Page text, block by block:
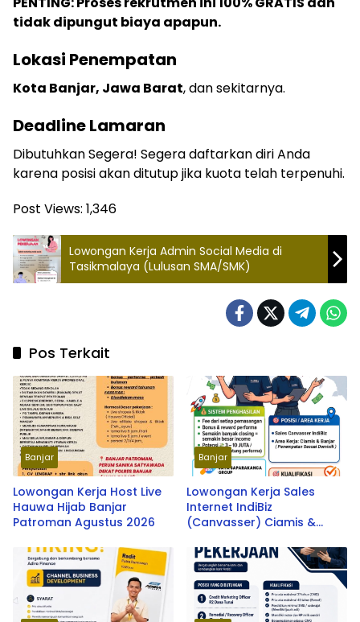
tidak dipungut biaya apapun.
Lokasi Penempatan
Kota Banjar, Jawa Barat, dan sekitarnya.
Deadline Lamaran
Dibutuhkan Segera! Segera daftarkan diri Anda
karena posisi akan ditutup jika kuota telah terpenuhi.
Post Views: 1,346
Lowongan Kerja Admin Social Media di
Tasikmalaya (Lulusan SMA/SMK)
Pos Terkait
Banjar
Lowongan Kerja Host Live
Hauwa Hijab Banjar
Patroman Agustus 2026
Banjar
Lowongan Kerja Sales
Internet IndiBiz
(Canvasser) Ciamis &